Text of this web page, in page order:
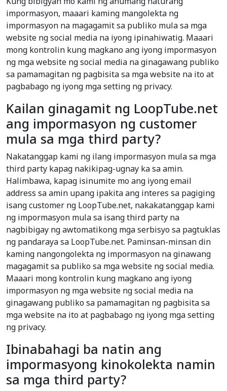
impormasyon, maaari kaming mangolekta ng
impormasyon na magagamit sa publiko mula sa mga
website ng social media na iyong ipinahiwatig. Maaari
mong kontrolin kung magkano ang iyong impormasyon
ng mga website ng social media na ginagawang publiko
sa pamamagitan ng pagbisita sa mga website na ito at
pagbabago ng iyong mga setting ng privacy.
Kailan ginagamit ng LoopTube.net
ang impormasyon ng customer
mula sa mga third party?
Nakatanggap kami ng ilang impormasyon mula sa mga
third party kapag nakikipag-ugnay ka sa amin.
Halimbawa, kapag isinumite mo ang iyong email
address sa amin upang ipakita ang interes sa pagiging
isang customer ng LoopTube.net, nakakatanggap kami
ng impormasyon mula sa isang third party na
nagbibigay ng awtomatikong mga serbisyo sa pagtuklas
ng pandaraya sa LoopTube.net. Paminsan-minsan din
kaming nangongolekta ng impormasyon na ginawang
magagamit sa publiko sa mga website ng social media.
Maaari mong kontrolin kung magkano ang iyong
impormasyon ng mga website ng social media na
ginagawang publiko sa pamamagitan ng pagbisita sa
mga website na ito at pagbabago ng iyong mga setting
ng privacy.
Ibinabahagi ba natin ang
impormasyong kinokolekta namin
sa mga third party?